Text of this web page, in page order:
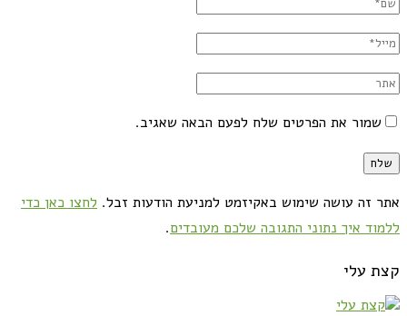
שמור את הפרטים שלח לפעם הבאה שאגיב.
אתר זה עושה שימוש באקיזמט למניעת הודעות זבל. לחצו כאן כדי
ללמוד איך נתוני התגובה שלכם מעובדים.
קצת עלי